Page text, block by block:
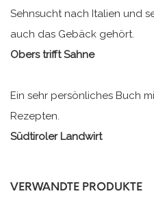
Sehnsucht nach Italien und
auch das Gebäck gehört.
Obers trifft Sahne
Ein sehr persönliches Buch
Rezepten.
Südtiroler Landwirt
VERWANDTE PRODUKTE